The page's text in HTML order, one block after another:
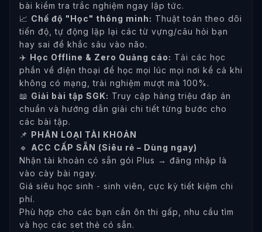
bài kiểm tra trắc nghiệm ngay lập tức.
📈 Chế độ "Học" thông minh: Thuật toán theo dõi
tiến độ, tự động lặp lại các từ vựng/câu hỏi bạn
hay sai để khắc sâu vào não.
✈️ Học Offline & Zero Quảng cáo: Tải các học
phần về điện thoại để học mọi lúc mọi nơi kể cả khi
không có mạng, trải nghiệm mượt mà 100%.
📖 Giải bài tập SGK: Truy cập hàng triệu đáp án
chuẩn và hướng dẫn giải chi tiết từng bước cho
các bài tập.
📌 PHÂN LOẠI TÀI KHOẢN
🔹 ACC CẤP SẴN (Siêu rẻ – Dùng ngay)
Nhận tài khoản có sẵn gói Plus → đăng nhập là
vào cày bài ngay.
Giá siêu học sinh - sinh viên, cực kỳ tiết kiệm chi
phí.
Phù hợp cho các bạn cần ôn thi gấp, nhu cầu tìm
và học các set thẻ có sẵn.